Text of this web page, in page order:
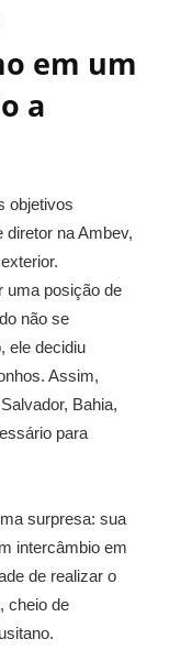
em um
a
objetivos
na Ambev,
uma posição de
não se
ele decidiu
Assim,
Bahia,
para
surpresa: sua
intercâmbio em
de realizar o
cheio de